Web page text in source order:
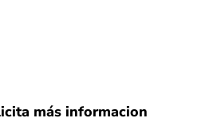
más informacion